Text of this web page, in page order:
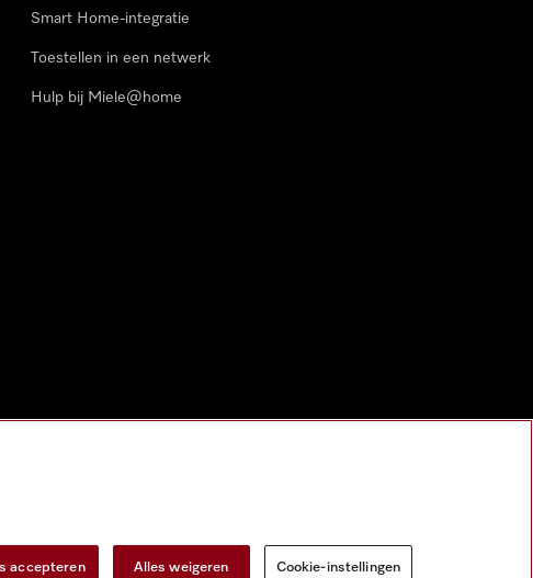
Smart Home-integratie
Toestellen in een netwerk
Hulp bij Miele@home
accepteren Alles weigeren Cookie-instellingen